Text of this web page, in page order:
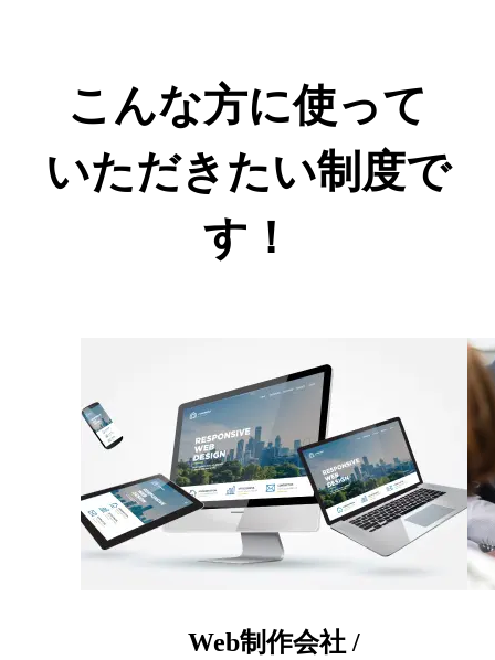
こんな方に使って
いただきたい制度で
す！
Web制作会社 /